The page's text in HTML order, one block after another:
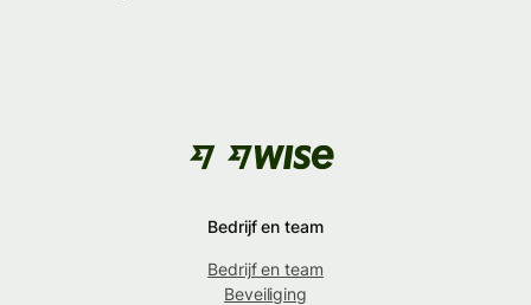
Bedrijf en team
Bedrijf en team
Beveiliging